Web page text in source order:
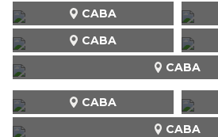
CABA
CABA
CABA
CABA
CABA